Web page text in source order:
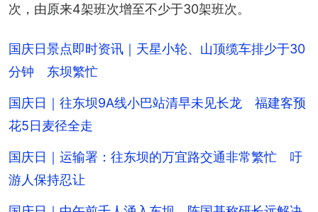
次，由原来4架班次增至不少于30架班次。
国庆日景点即时资讯｜天星小轮、山顶缆车排少于30
分钟 东坝繁忙
国庆日｜往东坝9A线小巴站清早未见长龙 福建客预
花5日麦径全走
国庆日｜运输署：往东坝的万宜路交通非常繁忙 吁
游人保持忍让